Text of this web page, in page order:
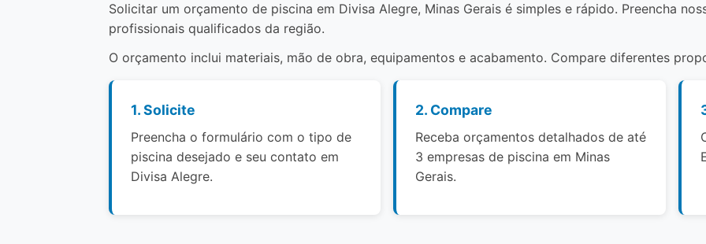
Solicitar um orçamento de piscina em Divisa Alegre, Minas Gerais é simples e rápido. Preencha
profissionais qualificados da região.
O orçamento inclui materiais, mão de obra, equipamentos e acabamento. Compare diferentes
1. Solicite
Preencha o formulário com o tipo de
piscina desejado e seu contato em
Divisa Alegre.
2. Compare
Receba orçamentos detalhados de até
3 empresas de piscina em Minas
Gerais.